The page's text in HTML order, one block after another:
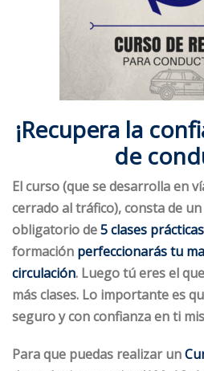
¡Recupera la
de
El curso (que se desarrolla en
cerrado al tráfico), consta de
obligatorio de5 clases prácticas
formación perfeccionarás tu
circulación. Luego tú eres el
más clases. Lo importante es
seguro y con confianza en ti
Para que puedas realizar un